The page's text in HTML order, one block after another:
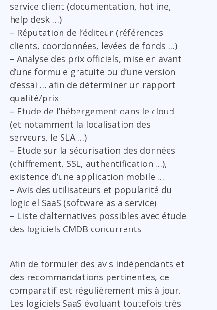
service client (documentation, hotline,
help desk …)
– Réputation de l’éditeur (références
clients, coordonnées, levées de fonds …)
– Analyse des prix officiels, mise en avant
d’une formule gratuite ou d’une version
d’essai … afin de déterminer un rapport
qualité/prix
– Etude de l’hébergement dans le cloud
(et notamment la localisation des
serveurs, le SLA …)
– Etude sur la sécurisation des données
(chiffrement, SSL, authentification …),
existence d’une application mobile …
– Avis des utilisateurs et popularité du
logiciel SaaS (software as a service)
– Liste d’alternatives possibles avec étude
des logiciels CMDB concurrents
…
Afin de formuler des avis indépendants et
des recommandations pertinentes, ce
comparatif est régulièrement mis à jour.
Les logiciels SaaS évoluant toutefois très